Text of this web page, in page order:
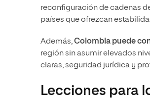
reconfiguración de cadenas
países que ofrezcan
Además,Colombia puede
región sin asumir elevados
claras, seguridad jurídica y
Lecciones para